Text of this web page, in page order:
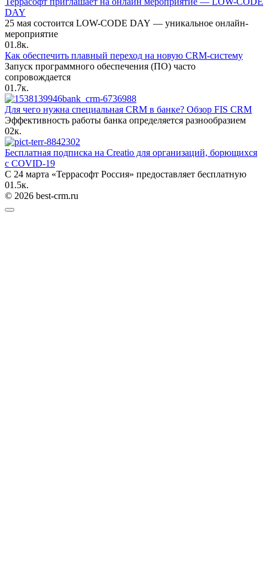
DAY
25 мая состоится LOW-CODE DAY — уникальное онлайн-
мероприятие
01.8к.
Как обеспечить плавный переход на новую CRM-систему
Запуск программного обеспечения (ПО) часто
сопровождается
01.7к.
Для чего нужна специальная CRM в банке? Обзор FIS CRM
Эффективность работы банка определяется разнообразием
02к.
Бесплатная подписка на Creatio для организаций, борющихся
с COVID-19
С 24 марта «Террасофт Россия» предоставляет бесплатную
01.5к.
© 2026 best-crm.ru